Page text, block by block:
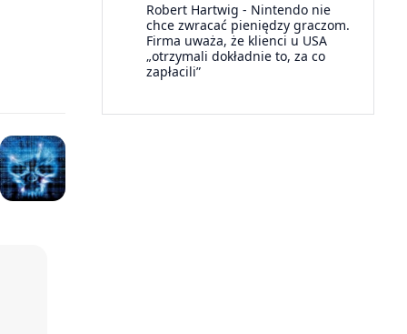
Robert Hartwig - Nintendo nie
chce zwracać pieniędzy graczom.
Firma uważa, że klienci u USA
„otrzymali dokładnie to, za co
zapłacili”